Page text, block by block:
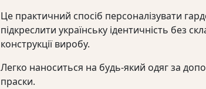
Це практичний спосіб персоналізувати
підкреслити українську ідентичність без
конструкції виробу.
Легко наноситься на будь-який одяг за
праски.